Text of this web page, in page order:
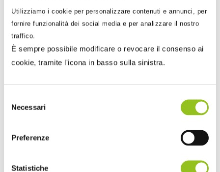
Utilizziamo i cookie per personalizzare contenuti e annunci, per
fornire funzionalità dei social media e per analizzare il nostro
traffico.
È sempre possibile modificare o revocare il consenso ai
cookie, tramite l'icona in basso sulla sinistra.
delNecessari
Preferenze
Statistiche
Unilever ha quindi coinvolto Lynx e il team
creativo dell’agenzia olandese 72&Sunny per
sviluppare una serie che utilizzasse non solo il
meccanismo coinvolgente dell’ironia ma quello
propongono contenuti in grado di stimolare i
meridiani sensoriali (Autonomous Sensory
risposta particolare del nostro cervello.
Ognuno dei tutorial, dalla durata di 3-4 minuti, è